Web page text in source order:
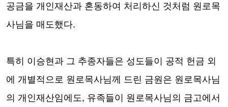
공금을 개인재산과 혼동하여 처리하신 것처럼 원로목
사님을 매도했다.
특히 이승현과 그 추종자들은 성도들이 공적 헌금 외
에 개별적으로 원로목사님께 드린 금원은 원로목사님
의 개인재산임에도, 유족들이 원로목사님의 금고에서